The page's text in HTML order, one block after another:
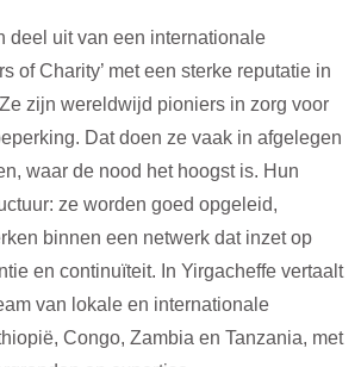
deel uit van een internationale
of Charity’ met een sterke reputatie in
zijn wereldwijd pioniers in zorg voor
Dat doen ze vaak in afgelegen
waar de nood het hoogst is. Hun
ze worden goed opgeleid,
binnen een netwerk dat inzet op
en continuïteit. In Yirgacheffe vertaalt
van lokale en internationale
Congo, Zambia en Tanzania, met